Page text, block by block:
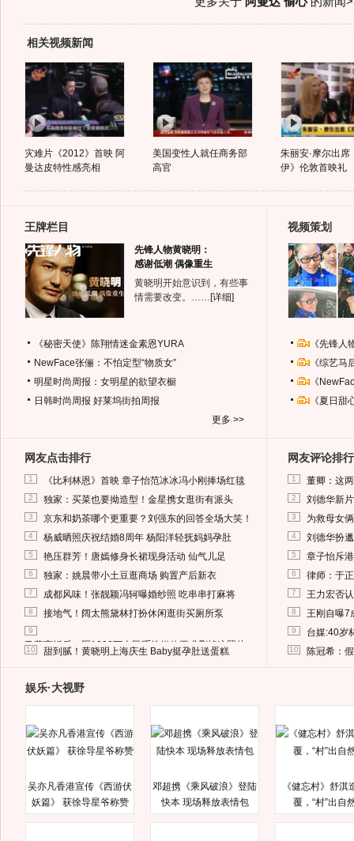
相关视频新闻
灾难片《2012》首映 阿
曼达皮特性感亮相
美国变性人就任商务部
高官
朱丽安·摩尔出席
伊》伦敦首映礼
王牌栏目
先锋人物黄晓明：
感谢低潮 偶像重生
黄晓明开始意识到，有些事
情需要改变。…… [详细]
《秘密天使》陈翔情迷金素恩YURA
NewFace张俪：不怕定型“物质女”
明星时尚周报：女明星的欲望衣橱
日韩时尚周报 好莱坞街拍周报
更多 >>
视频策划
《先锋
《综艺
《
《夏日
网友点击排行
1 《比利林恩》首映 章子怡范冰冰冯小刚捧场红毯
2 独家：买菜也要拗造型！金星携女逛街有派头
3 京东和奶茶哪个更重要？刘强东的回答全场大笑！
4 杨威晒照庆祝结婚8周年 杨阳洋轻抚妈妈孕肚
5 艳压群芳！唐嫣修身长裙现身活动 仙气儿足
6 独家：姚晨带小土豆逛商场 购置产后新衣
7 成都风味！张靓颖冯轲曝婚纱照 吃串串打麻将
8 接地气！阔太熊黛林打扮休闲逛街买厕所泵
9
马蓉离婚后，砸1000万人民币给媒体要求删掉这照片
10 甜到腻！黄晓明上海庆生 Baby挺孕肚送蛋糕
网友评论排行
1 董卿：这
2 刘德华新
3 为救母女
4 刘德华扮
5 章子怡斥
6 律师：于
7 王力宏否
8 王刚自曝7
9 台媒:40岁
10 陈冠希：
娱乐·大视野
吴亦凡香港宣传《西游伏
妖篇》 获徐导星爷称赞
邓超携《乘风破浪》登陆
快本 现场释放表情包
《健忘村》舒淇
覆，“村”出自